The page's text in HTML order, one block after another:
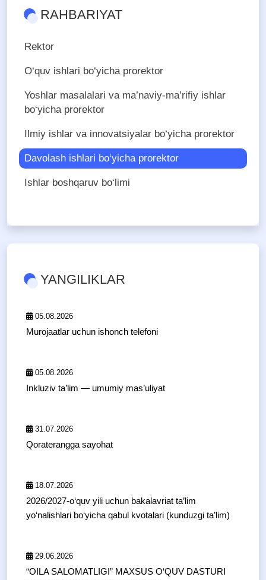
RAHBARIYAT
Rektor
O‘quv ishlari bo‘yicha prorektor
Yoshlar masalalari va ma’naviy-ma’rifiy ishlar
bo‘yicha prorektor
Ilmiy ishlar va innovatsiyalar bo‘yicha prorektor
Davolash ishlari bo‘yicha prorektor
Ishlar boshqaruv bo‘limi
YANGILIKLAR
05.08.2026
Murojaatlar uchun ishonch telefoni
05.08.2026
Inkluziv ta’lim — umumiy mas’uliyat
31.07.2026
Qoraterangga sayohat
18.07.2026
2026/2027-o‘quv yili uchun bakalavriat ta’lim
yo‘nalishlari bo‘yicha qabul kvotalari (kunduzgi ta’lim)
29.06.2026
“OILA SALOMATLIGI” MAXSUS O‘QUV DASTURI